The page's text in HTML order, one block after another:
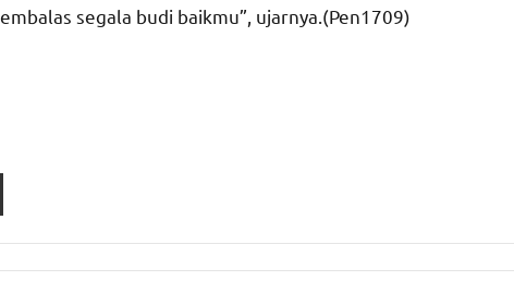
segala budi baikmu”, ujarnya.(Pen1709)